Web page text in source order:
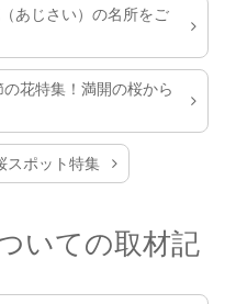
あじさい）の名所をご
の花特集！満開の桜から
スポット特集
いての取材記